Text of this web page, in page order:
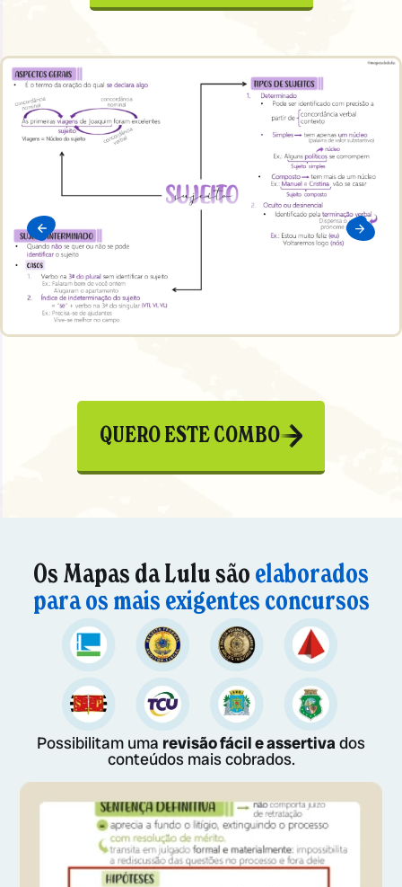
QUERO ESTE COMBO
Os Mapas da Lulu são elaborados
para os mais exigentes concursos
Possibilitam uma revisão fácil e assertivados
conteúdos mais cobrados.